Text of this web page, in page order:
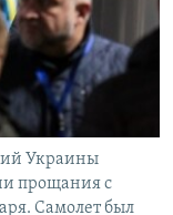
Украины
прощания с
Самолет был